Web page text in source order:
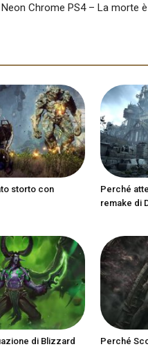
Chrome PS4 – La morte
storto con
Perché
remake di
di Blizzard
Perché